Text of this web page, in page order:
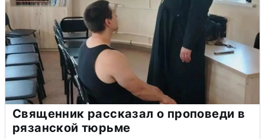
Священник рассказал о проповеди в
рязанской тюрьме